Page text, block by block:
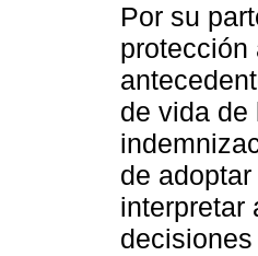
Por su
protección
de vida de
de
interpretar